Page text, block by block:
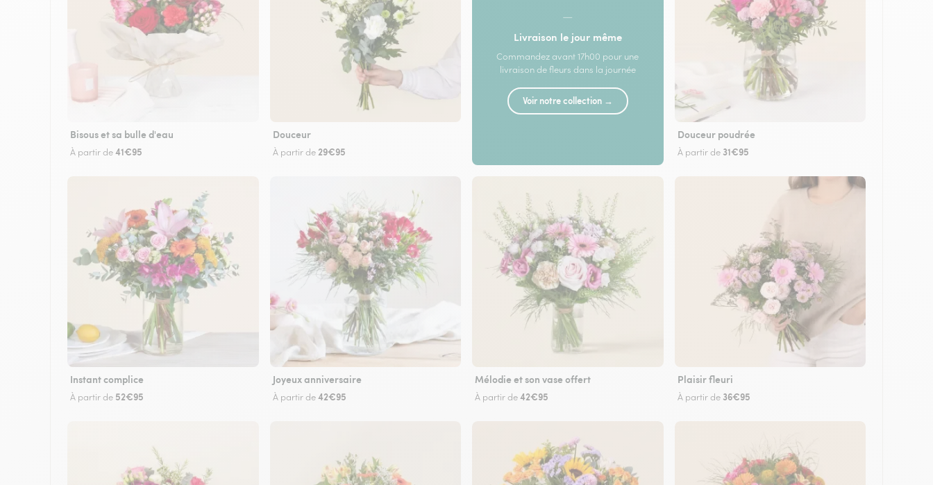
Bisous et sa bulle d'eau
À partir de41€95
Douceur
À partir de 29€95
—
Livraison le jour même
Commandez avant 17h00 pour une
livraison de fleurs dans la journée
Voir notre collection →
Douceur poudrée
À partir de 31€95
Instant complice
À partir de 52€95
Joyeux anniversaire
À partir de42€95
Mélodie et son vase offert
À partir de42€95
Plaisir fleuri
À partir de 36€95